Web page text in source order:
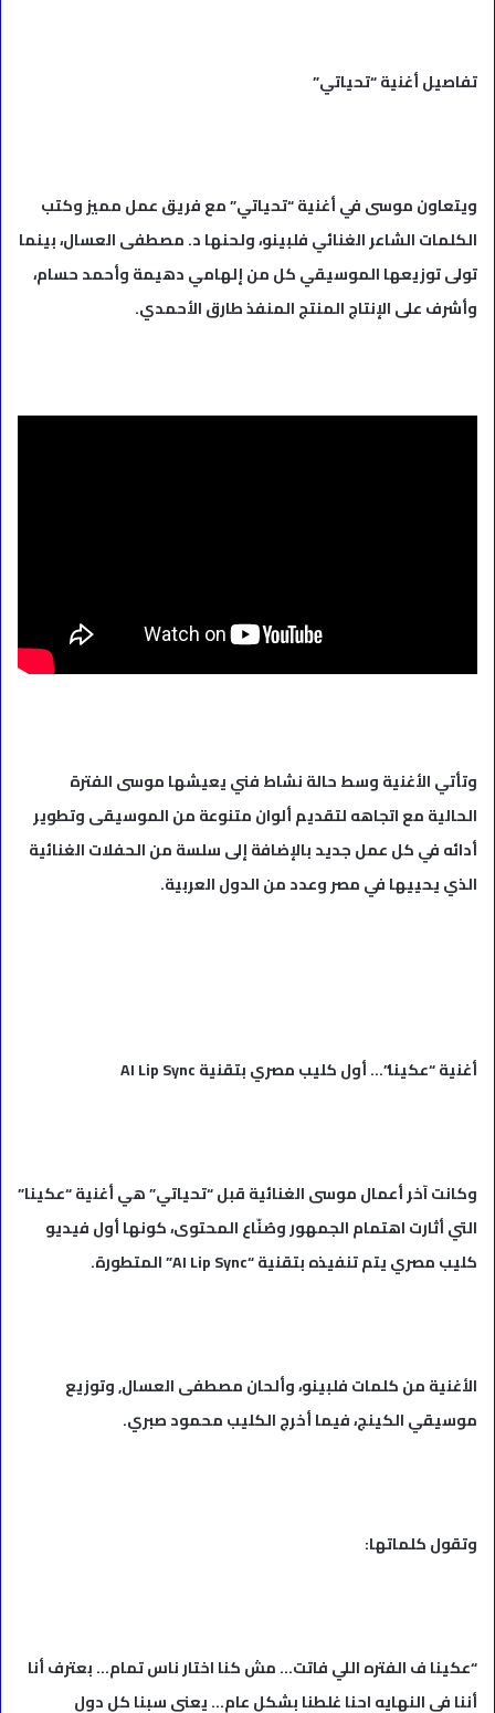
تفاصيل أغنية “تحياتي”
ويتعاون موسى في أغنية “تحياتي” مع فريق عمل مميز وكتب
الكلمات الشاعر الغنائي فلبينو، ولحنها د. مصطفى العسال، بينما
تولى توزيعها الموسيقي كل من إلهامي دهيمة وأحمد حسام،
وأشرف على الإنتاج المنتج المنفذ طارق الأحمدي.
وتأتي الأغنية وسط حالة نشاط فني يعيشها موسى الفترة
الحالية مع اتجاهه لتقديم ألوان متنوعة من الموسيقى وتطوير
أدائه في كل عمل جديد بالإضافة إلى سلسة من الحفلات الغنائية
الذي يحييها في مصر وعدد من الدول العربية.
أغنية “عكينا”… أول كليب مصري بتقنية AI Lip Sync
وكانت آخر أعمال موسى الغنائية قبل “تحياتي” هي أغنية “عكينا”
التي أثارت اهتمام الجمهور وصُنّاع المحتوى، كونها أول فيديو
كليب مصري يتم تنفيذه بتقنية “AI Lip Sync” المتطورة.
الأغنية من كلمات فلبينو، وألحان مصطفى العسال, وتوزيع
موسيقي الكينج، فيما أخرج الكليب محمود صبري.
وتقول كلماتها:
“عكينا ف الفتره اللي فاتت… مش كنا اختار ناس تمام… بعترف أنا
أننا في النهايه احنا غلطنا بشكل عام… يعني سبنا كل دول